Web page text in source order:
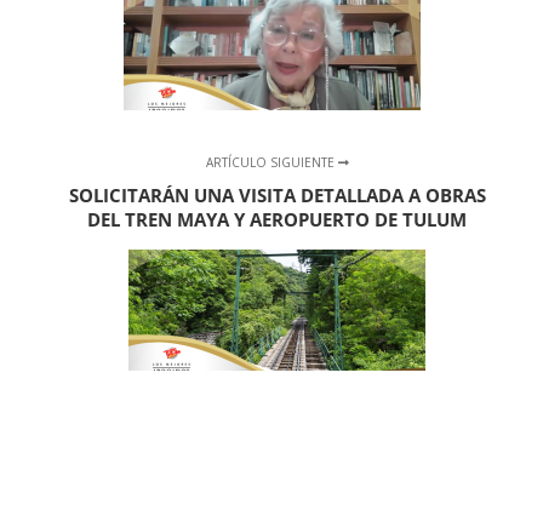
ARTÍCULO SIGUIENTE
SOLICITARÁN UNA VISITA DETALLADA A OBRAS
DEL TREN MAYA Y AEROPUERTO DE TULUM